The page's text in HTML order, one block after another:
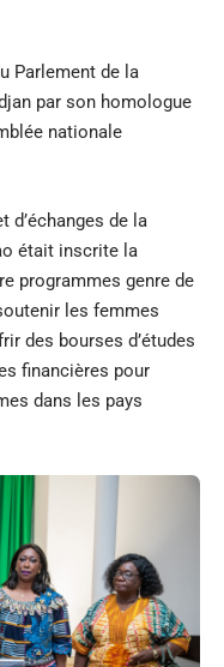
Parlement de la
par son homologue
nationale
d’échanges de la
était inscrite la
programmes genre de
les femmes
des bourses d’études
financières pour
dans les pays